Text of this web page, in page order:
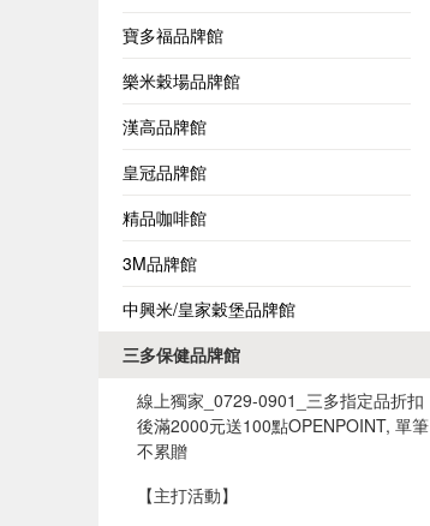
寶多福品牌館
樂米穀場品牌館
漢高品牌館
皇冠品牌館
精品咖啡館
3M品牌館
中興米/皇家穀堡品牌館
三多保健品牌館
線上獨家_0729-0901_三多指定品折扣
後滿2000元送100點OPENPOINT, 單筆
不累贈
【主打活動】